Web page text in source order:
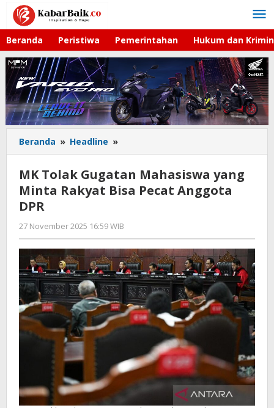
Lewati
konten
Beranda Peristiwa Pemerintahan Hukum dan
Beranda » Headline »
Tolak
Mahasiswa
yang
Bisa
Anggota
DPR
MK Tolak Gugatan Mahasiswa yang
Minta Rakyat Bisa Pecat Anggota
DPR
27 November 2025 16:59 WIB
Imam
WD